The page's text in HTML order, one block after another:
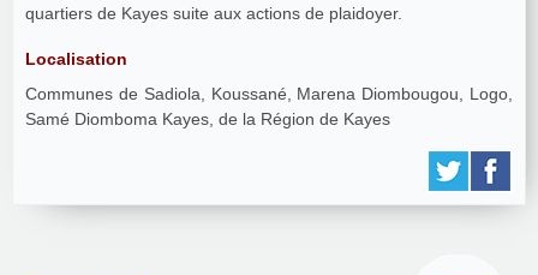
quartiers de Kayes suite aux actions de plaidoyer.
Localisation
Communes de Sadiola, Koussané, Marena Diombougou, Logo,
Samé Diomboma Kayes, de la Région de Kayes